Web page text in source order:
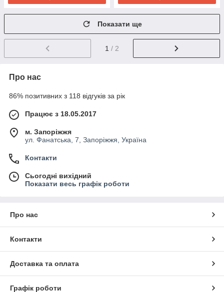
Показати ще
1 / 2
Про нас
86% позитивних з 118 відгуків за рік
Працює з 18.05.2017
м. Запоріжжя
ул. Фанатська, 7, Запоріжжя, Україна
Контакти
Сьогодні вихідний
Показати весь графік роботи
Про нас
Контакти
Доставка та оплата
Графік роботи